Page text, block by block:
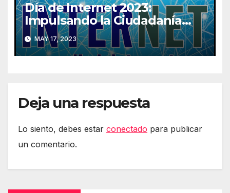
Día de Internet 2023:
Impulsando la Ciudadanía
Digital
MAY 17, 2023
Deja una respuesta
Lo siento, debes estar conectado para publicar
un comentario.